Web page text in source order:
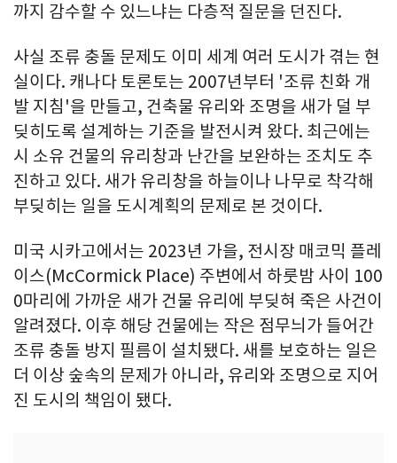
까지 감수할 수 있느냐는 다층적 질문을 던진다.
사실 조류 충돌 문제도 이미 세계 여러 도시가 겪는 현
실이다. 캐나다 토론토는 2007년부터 '조류 친화 개
발 지침'을 만들고, 건축물 유리와 조명을 새가 덜 부
딪히도록 설계하는 기준을 발전시켜 왔다. 최근에는
시 소유 건물의 유리창과 난간을 보완하는 조치도 추
진하고 있다. 새가 유리창을 하늘이나 나무로 착각해
부딪히는 일을 도시계획의 문제로 본 것이다.
미국 시카고에서는 2023년 가을, 전시장 매코믹 플레
이스(McCormick Place) 주변에서 하룻밤 사이 100
0마리에 가까운 새가 건물 유리에 부딪혀 죽은 사건이
알려졌다. 이후 해당 건물에는 작은 점무늬가 들어간
조류 충돌 방지 필름이 설치됐다. 새를 보호하는 일은
더 이상 숲속의 문제가 아니라, 유리와 조명으로 지어
진 도시의 책임이 됐다.